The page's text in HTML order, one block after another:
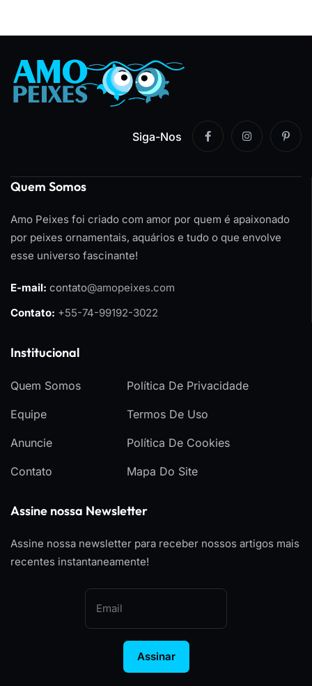
Siga-Nos
Quem Somos
Amo Peixes foi criado com amor por quem é apaixonado
por peixes ornamentais, aquários e tudo o que envolve
esse universo fascinante!
E-mail: contato@amopeixes.com
Contato: +55-74-99192-3022
Institucional
Quem Somos
Equipe
Anuncie
Contato
Política De Privacidade
Termos De Uso
Política De Cookies
Mapa Do Site
Assine nossa Newsletter
Assine nossa newsletter para receber nossos artigos mais
recentes instantaneamente!
Assinar